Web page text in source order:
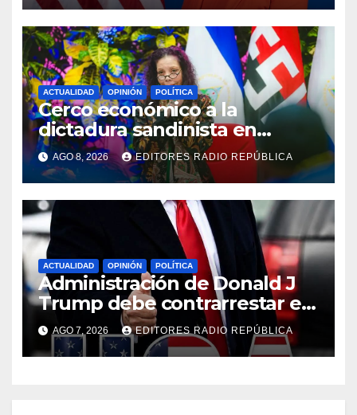
Unidos ante Nicaragua».
ACTUALIDAD OPINIÓN POLÍTICA
Cerco económico a la
dictadura sandinista en
Nicaragua
AGO 8, 2026 EDITORES RADIO REPÚBLICA
ACTUALIDAD OPINIÓN POLÍTICA
Administración de Donald J
Trump debe contrarrestar el
extremismo islámico y el
comunismo izquierdoso
AGO 7, 2026 EDITORES RADIO REPÚBLICA